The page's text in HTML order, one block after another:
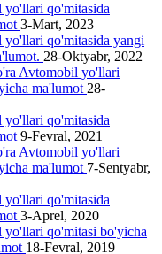
qo'mitasida
3-Mart, 2023
qo'mitasida yangi
28-Oktyabr, 2022
Avtomobil yo'llari
ma'lumot 28-
qo'mitasida
9-Fevral, 2021
Avtomobil yo'llari
ma'lumot 7-Sentyabr,
qo'mitasida
3-Aprel, 2020
qo'mitasi bo'yicha
18-Fevral, 2019